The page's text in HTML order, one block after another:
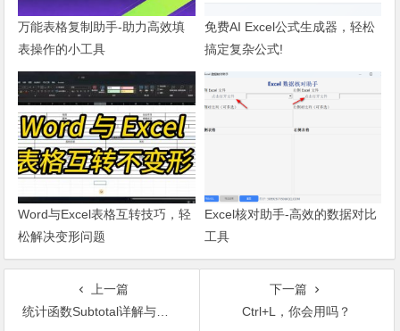
万能表格复制助手-助力高效填
表操作的小工具
免费AI Excel公式生成器，轻松
搞定复杂公式!
Word与Excel表格互转技巧，轻
松解决变形问题
Excel核对助手-高效的数据对比
工具
上一篇
统计函数Subtotal详解与实际运用
下一篇
Ctrl+L，你会用吗？